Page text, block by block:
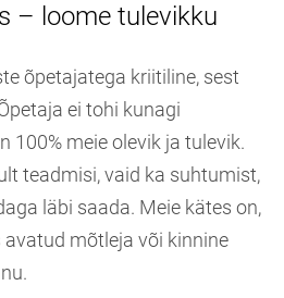
– loome tulevikku
õpetajatega kriitiline, sest
ei tohi kunagi
100% meie olevik ja tulevik.
teadmisi, vaid ka suhtumist,
läbi saada. Meie kätes on,
avatud mõtleja või kinnine